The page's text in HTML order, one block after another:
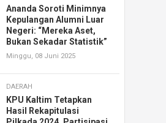
Ananda Soroti Minimnya
Kepulangan Alumni Luar
Negeri: “Mereka Aset,
Bukan Sekadar Statistik”
Minggu, 08 Juni 2025
DAERAH
KPU Kaltim Tetapkan
Hasil Rekapitulasi